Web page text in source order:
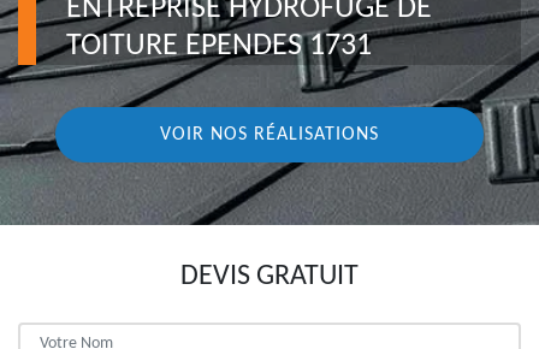
ENTREPRISE HYDROFUGE DE
TOITURE EPENDES 1731
VOIR NOS RÉALISATIONS
DEVIS GRATUIT